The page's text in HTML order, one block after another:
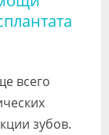
всего
зубов.